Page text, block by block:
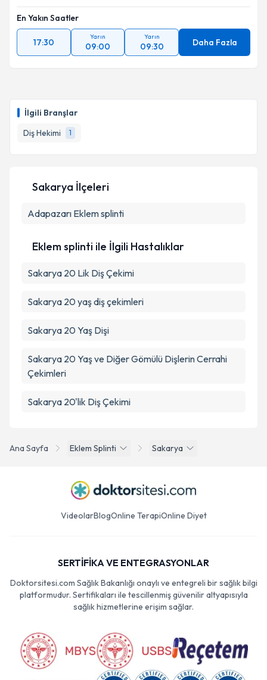
İlgili Branşlar
Diş Hekimi
1
En Yakın Saatler
17:30
Yarın
09:00
Yarın
09:30 Daha Fazla
Ana Sayfa Eklem Splinti Sakarya
Sakarya İlçeleri
Adapazarı Eklem splinti
Eklem splinti ile İlgili Hastalıklar
Sakarya 20 Lik Diş Çekimi
Sakarya 20 yaş diş çekimleri
Sakarya 20 Yaş Dişi
Sakarya 20 Yaş ve Diğer Gömülü Dişlerin Cerrahi
Çekimleri
Sakarya 20'lik Diş Çekimi
VideolarBlogOnline TerapiOnline Diyet
SERTİFİKA VE ENTEGRASYONLAR
Doktorsitesi.com Sağlık Bakanlığı onaylı ve entegreli bir sağlık bilgi
platformudur. Sertifikaları ile tescillenmiş güvenilir altyapısıyla
sağlık hizmetlerine erişim sağlar.